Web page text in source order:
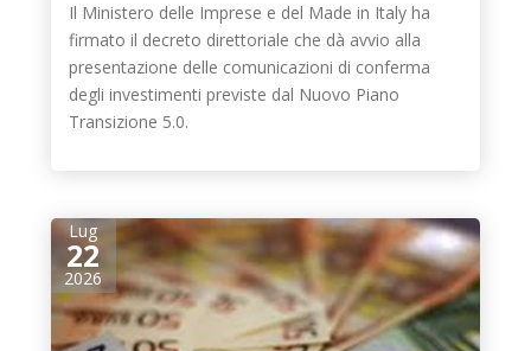
Il Ministero delle Imprese e del Made in Italy ha
firmato il decreto direttoriale che dà avvio alla
presentazione delle comunicazioni di conferma
degli investimenti previste dal Nuovo Piano
Transizione 5.0.
Lug
22
2026